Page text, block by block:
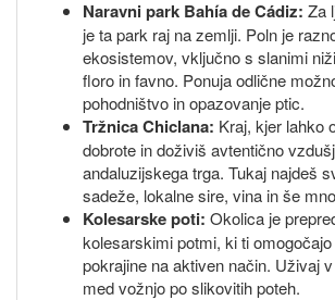
Naravni park Bahía de Cádiz: Za
je ta park raj na zemlji. Poln je
ekosistemov, vključno s slanimi
floro in favno. Ponuja odlične
pohodništvo in opazovanje ptic.
Tržnica Chiclana: Kraj, kjer lahko
dobrote in doživiš avtentično
andaluzijskega trga. Tukaj najdeš
sadeže, lokalne sire, vina in še
Kolesarske poti: Okolica je
kolesarskimi potmi, ki ti
pokrajine na aktiven način. Uživaj
med vožnjo po slikovitih poteh.